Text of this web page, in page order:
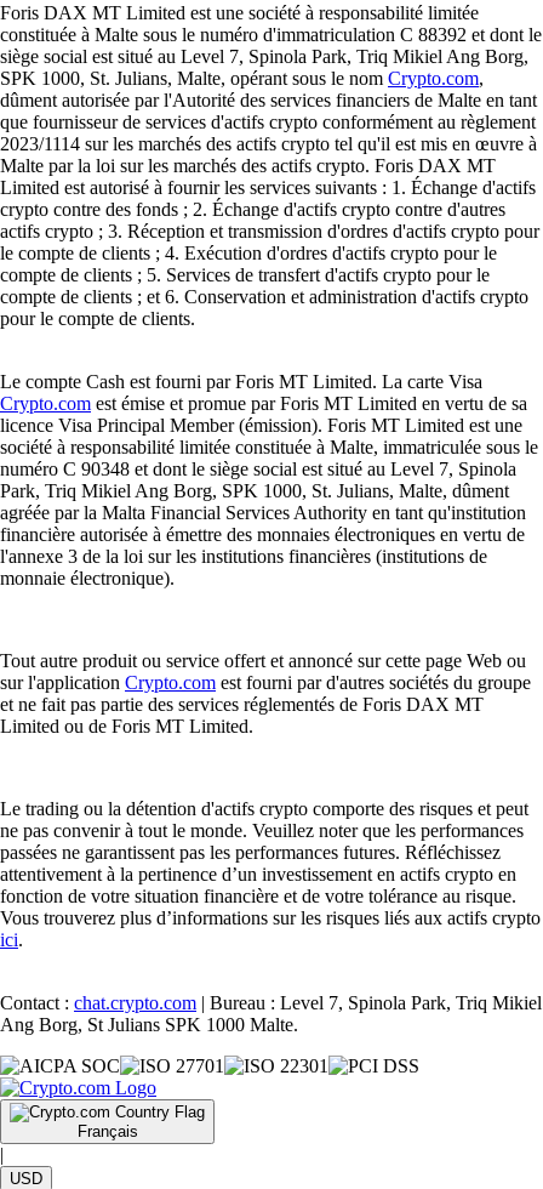
Foris DAX MT Limited est une société à responsabilité limitée
constituée à Malte sous le numéro d'immatriculation C 88392 et dont le
siège social est situé au Level 7, Spinola Park, Triq Mikiel Ang Borg,
SPK 1000, St. Julians, Malte, opérant sous le nom Crypto.com,
dûment autorisée par l'Autorité des services financiers de Malte en tant
que fournisseur de services d'actifs crypto conformément au règlement
2023/1114 sur les marchés des actifs crypto tel qu'il est mis en œuvre à
Malte par la loi sur les marchés des actifs crypto. Foris DAX MT
Limited est autorisé à fournir les services suivants : 1. Échange d'actifs
crypto contre des fonds ; 2. Échange d'actifs crypto contre d'autres
actifs crypto ; 3. Réception et transmission d'ordres d'actifs crypto pour
le compte de clients ; 4. Exécution d'ordres d'actifs crypto pour le
compte de clients ; 5. Services de transfert d'actifs crypto pour le
compte de clients ; et 6. Conservation et administration d'actifs crypto
pour le compte de clients.
Le compte Cash est fourni par Foris MT Limited. La carte Visa
Crypto.com est émise et promue par Foris MT Limited en vertu de sa
licence Visa Principal Member (émission). Foris MT Limited est une
société à responsabilité limitée constituée à Malte, immatriculée sous le
numéro C 90348 et dont le siège social est situé au Level 7, Spinola
Park, Triq Mikiel Ang Borg, SPK 1000, St. Julians, Malte, dûment
agréée par la Malta Financial Services Authority en tant qu'institution
financière autorisée à émettre des monnaies électroniques en vertu de
l'annexe 3 de la loi sur les institutions financières (institutions de
monnaie électronique).
Tout autre produit ou service offert et annoncé sur cette page Web ou
sur l'application Crypto.com est fourni par d'autres sociétés du groupe
et ne fait pas partie des services réglementés de Foris DAX MT
Limited ou de Foris MT Limited.
Le trading ou la détention d'actifs crypto comporte des risques et peut
ne pas convenir à tout le monde. Veuillez noter que les performances
passées ne garantissent pas les performances futures. Réfléchissez
attentivement à la pertinence d’un investissement en actifs crypto en
fonction de votre situation financière et de votre tolérance au risque.
Vous trouverez plus d’informations sur les risques liés aux actifs crypto
ici.
Contact : chat.crypto.com | Bureau : Level 7, Spinola Park, Triq Mikiel
Ang Borg, St Julians SPK 1000 Malte.
Français
|
USD